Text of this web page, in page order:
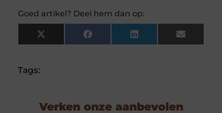
Goed artikel? Deel hem dan op:
X
(Twitter)
Facebook LinkedIn Email
Tags:
Verken onze aanbevolen